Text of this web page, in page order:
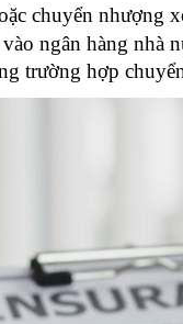
chuyển nhượng
ngân hàng nhà
trường hợp